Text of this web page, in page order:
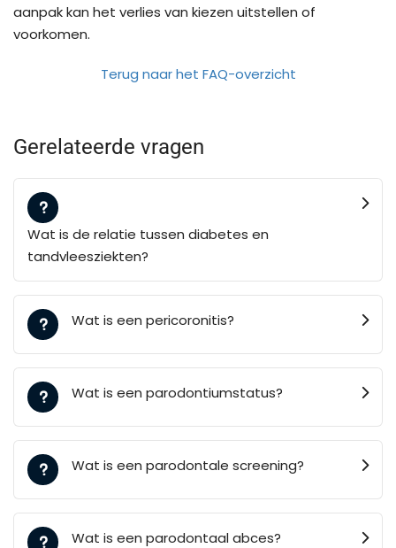
aanpak kan het verlies van kiezen uitstellen of
voorkomen.
Terug naar het FAQ-overzicht
Gerelateerde vragen
Wat is de relatie tussen diabetes en
tandvleesziekten?
Wat is een pericoronitis?
Wat is een parodontiumstatus?
Wat is een parodontale screening?
Wat is een parodontaal abces?